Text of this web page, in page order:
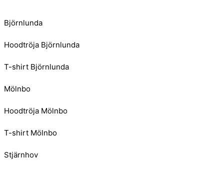
Björnlunda
Hoodtröja Björnlunda
T-shirt Björnlunda
Mölnbo
Hoodtröja Mölnbo
T-shirt Mölnbo
Stjärnhov